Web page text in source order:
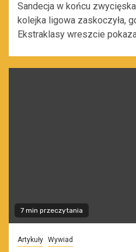
Sandecja w końcu
kolejka ligowa zaskoczyła,
Ekstraklasy wreszcie
7 min przeczytania
Artykuły Wywiad